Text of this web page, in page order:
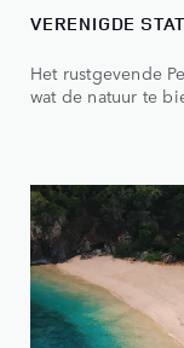
VERENIGDE
Het rustgevende
wat de natuur te